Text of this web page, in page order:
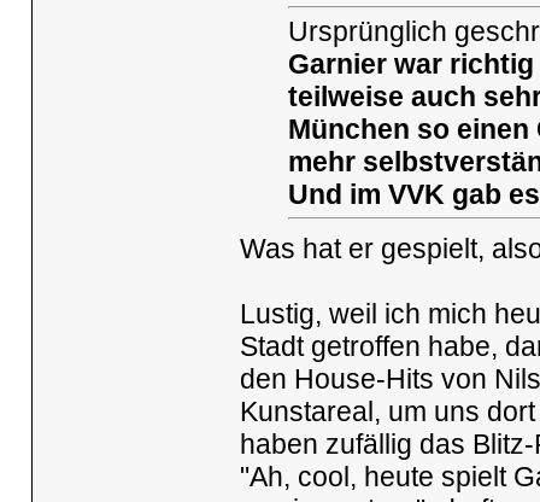
Ursprünglich
Garnier war
teilweise auch
München so
mehr
Und im VVK gab
Was hat er gespielt,
Lustig, weil ich mich
Stadt getroffen habe,
den House-Hits von
Kunstareal, um uns
haben zufällig das
"Ah, cool, heute spielt